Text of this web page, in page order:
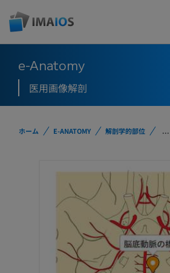
e-Anatomy
医用画像解剖
ホーム E-ANATOMY 解剖学的部位 ...